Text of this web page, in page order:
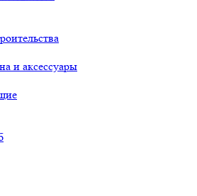
и аксессуары